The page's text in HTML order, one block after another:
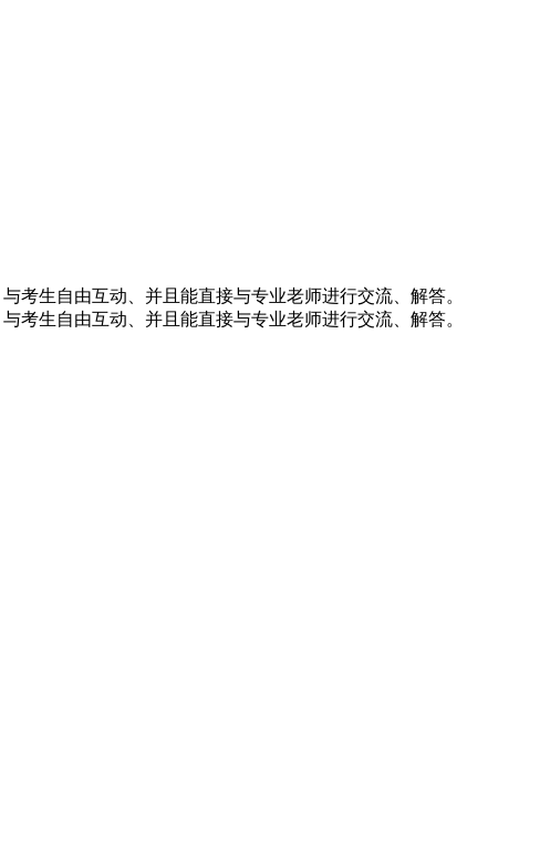
与考生自由互动、并且能直接与专业老师进行交流、解答。
与考生自由互动、并且能直接与专业老师进行交流、解答。